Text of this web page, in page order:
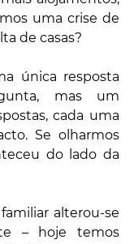
uma crise de
de casas?
única resposta
mas um
cada uma
Se olharmos
do lado da
alterou-se
– hoje temos